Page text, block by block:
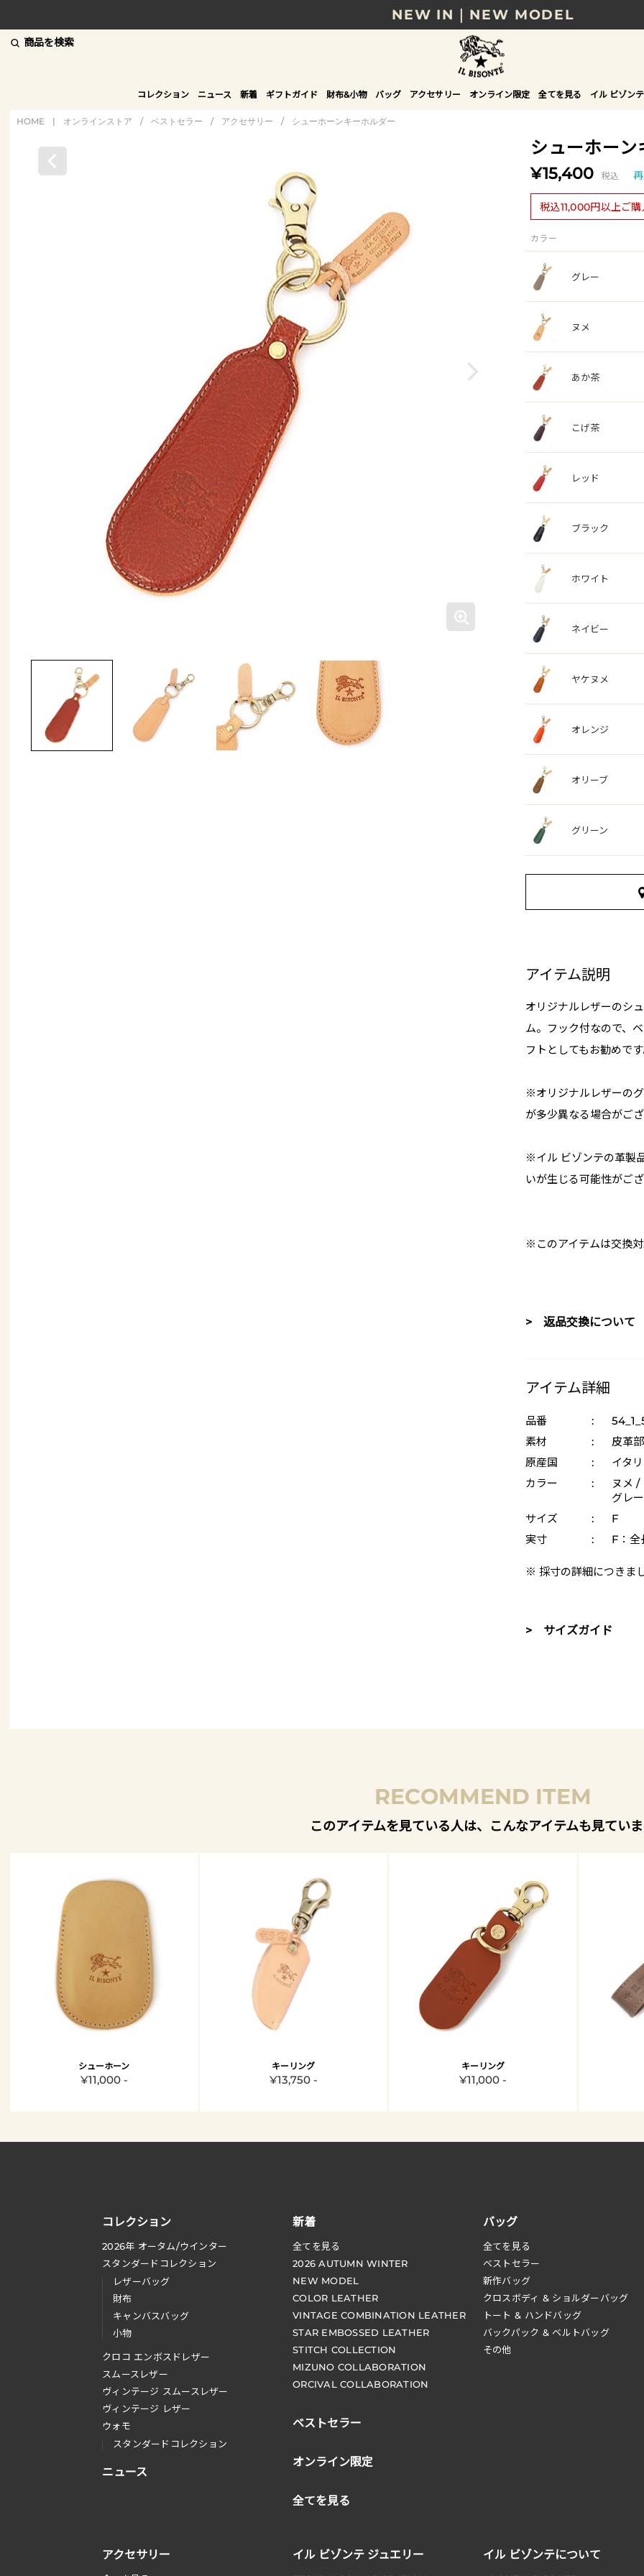
NEW IN｜NEW MODEL
8/17(月)10時まで｜税込11,000円以上で送料無
贈る相手やシーンから選べる、新しいギフトガ
NEW IN｜COLOR LEATHER
商品を検索
コレクション ニュース 新着 ギフトガイド 財布&小物 バッグ アクセサリー オンライン限定 全てを見る イル ビゾン
HOME | オンラインストア / ベストセラー / アクセサリー / シューホーンキーホルダー
シューホー
¥15,400 税込
税込11,000円以上ご
カラー
グレー
ヌメ
あか茶
こげ茶
レッド
ブラック
ホワイト
ネイビー
ヤケヌメ
オレンジ
オリーブ
グリーン
アイテム説明
オリジナルレザーのシ
ム。フック付なので、
フトとしてもお勧めで
※オリジナルレザーの
が多少異なる場合がご
※イル ビゾンテの革製
いが生じる可能性がご
※このアイテムは交換
> 返品交換について
アイテム詳細
品番 :
素材
:
皮革
原産国
:
イタ
カラー
:
ヌメ /
グレ
サイズ
:
F
実寸
: F：全
※ 採寸の詳細につきま
> サイズガイド
RECOMMEND ITEM
このアイテムを見ている人は、こんなアイテムも見てい
シューホーン
¥11,000 -
キーリング
¥13,750 -
キーリング
¥11,000 -
コレクション
2026年 オータム/ウインター
スタンダードコレクション
レザーバッグ
財布
キャンバスバッグ
小物
クロコ エンボスドレザー
スムースレザー
ヴィンテージ スムースレザー
ヴィンテージ レザー
ウォモ
スタンダードコレクション
ニュース
新着
全てを見る
2026 AUTUMN WINTER
NEW MODEL
COLOR LEATHER
VINTAGE COMBINATION LEATHER
STAR EMBOSSED LEATHER
STITCH COLLECTION
MIZUNO COLLABORATION
ORCIVAL COLLABORATION
ベストセラー
オンライン限定
全てを見る
バッグ
全てを見る
ベストセラー
新作バッグ
クロスボディ & ショルダーバッグ
トート & ハンドバッグ
バックパック & ベルトバッグ
その他
アクセサリー イル ビゾンテ ジュエリー イル ビゾンテについて